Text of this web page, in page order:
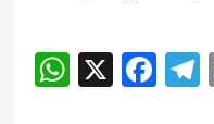
Post
navigation
X